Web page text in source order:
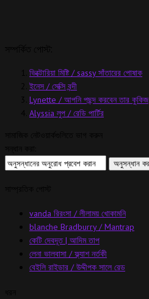
ভিক্টোরিয়া মিষ্টি / sassy সাঁতারের পোষাক
ইনেস / সেক্সি বন্দী
Lynette / আপনি পছন্দ করবেন তার কুকিজ
Alyssia লুপ / রেডি পার্টির
vanda রিরংসা / লীলাময় খোকামনি
blanche Bradburry / Mantrap
কেটি দেবদূত | আদিম তাপ
লেনা ভালবাসা / ফ্ল্যাশ নর্তকী
বেইলি রাইডার / উদ্দীপক সালে রেড